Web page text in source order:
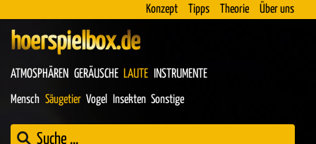
Konzept Tipps Theorie Über uns
hoerspielbox.de
ATMOSPHÄREN GERÄUSCHE LAUTE INSTRUMENTE
Mensch Säugetier Vogel Insekten Sonstige